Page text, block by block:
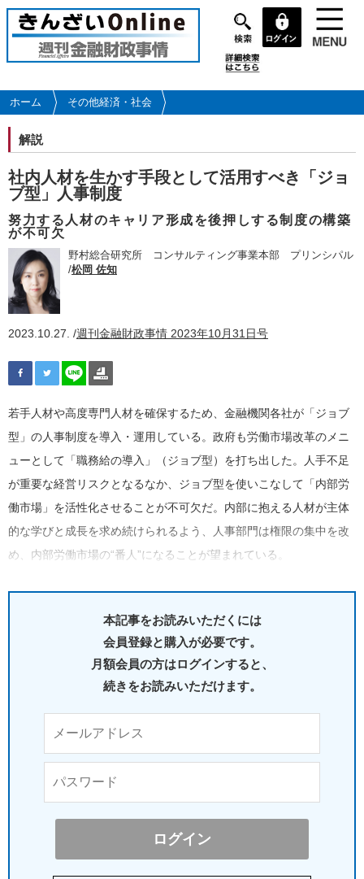
メ
イ
コ
ン
に
移
動
ホーム その他経済・社会
解説
社内人材を生かす手段として活用すべき「ジョ
ブ型」人事制度
努力する人材のキャリア形成を後押しする制度の構築
が不可欠
野村総合研究所 コンサルティング事業本部 プリンシパル
/松岡 佐知
2023.10.27. /週刊金融財政事情 2023年10月31日号
若手人材や高度専門人材を確保するため、金融機関各社が「ジョブ
型」の人事制度を導入・運用している。政府も労働市場改革のメニ
ューとして「職務給の導入」（ジョブ型）を打ち出した。人手不足
が重要な経営リスクとなるなか、ジョブ型を使いこなして「内部労
働市場」を活性化させることが不可欠だ。内部に抱える人材が主体
的な学びと成長を求め続けられるよう、人事部門は権限の集中を改
め、内部労働市場の“番人”になることが望まれている。
本記事をお読みいただくには
会員登録と購入が必要です。
月額会員の方はログインすると、
続きをお読みいただけます。